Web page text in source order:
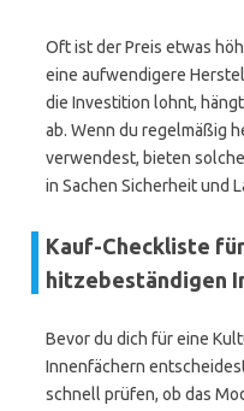
Oft ist der Preis etwas
eine aufwendigere
die Investition lohnt,
ab. Wenn du regelmäßig
verwendest, bieten
in Sachen Sicherheit und
Kauf-Checkliste
hitzebeständigen
Bevor du dich für eine
Innenfächern
schnell prüfen, ob das